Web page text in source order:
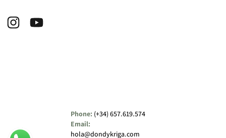
Phone: (+34) 657.619.574
Email:
hola@dondykriga.com